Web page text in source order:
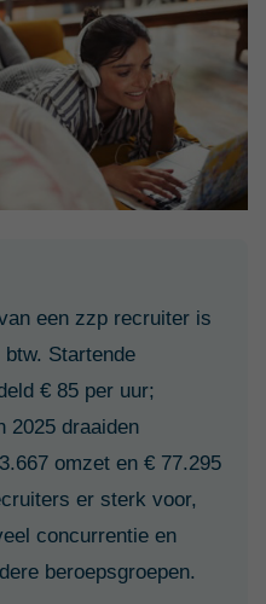
een zzp recruiter is
Startende
€ 85 per uur;
2025 draaiden
omzet en € 77.295
er sterk voor,
concurrentie en
beroepsgroepen.